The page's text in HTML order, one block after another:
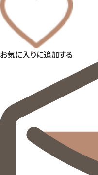
お気に入りに追加する